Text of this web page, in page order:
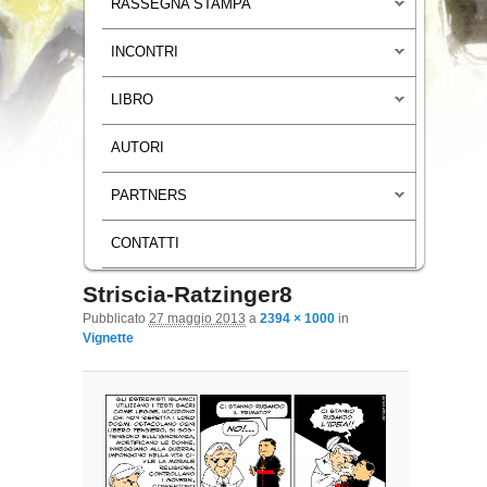
RASSEGNA STAMPA
INCONTRI
LIBRO
AUTORI
PARTNERS
CONTATTI
Navigazione immagini
Striscia-Ratzinger8
Pubblicato 27 maggio 2013 a 2394 × 1000in
Vignette